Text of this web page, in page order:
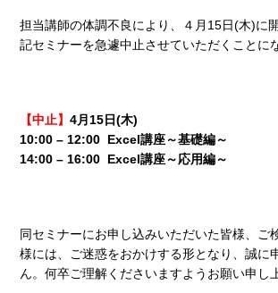
担当講師の体調不良により、４月15日(木)に
記セミナーを急遽中止させていただくことに
【中止】4月15日(木)
10:00 – 12:00 Excel講座～基礎編～
14:00 – 16:00 Excel講座～応用編～
同セミナーにお申し込みいただいた皆様、ご
様には、ご迷惑をおかけする形となり、誠に
ん。何卒ご理解くださいますようお願い申し